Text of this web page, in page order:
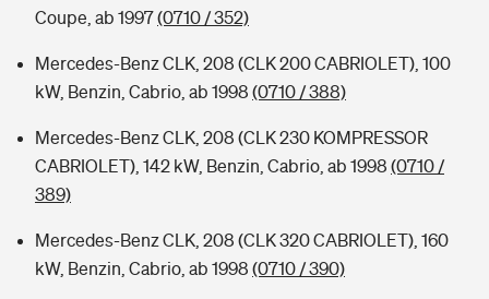
Sie haben Fragen?
Coupe, ab 1997(0710 / 352)
Mercedes-Benz CLK, 208 (CLK 200 CABRIOLET), 100
kW, Benzin, Cabrio, ab 1998 (0710 / 388)
Mercedes-Benz CLK, 208 (CLK 230 KOMPRESSOR
CABRIOLET), 142 kW, Benzin, Cabrio, ab 1998 (0710 /
389)
Mercedes-Benz CLK, 208 (CLK 320 CABRIOLET), 160
kW, Benzin, Cabrio, ab 1998 (0710 / 390)